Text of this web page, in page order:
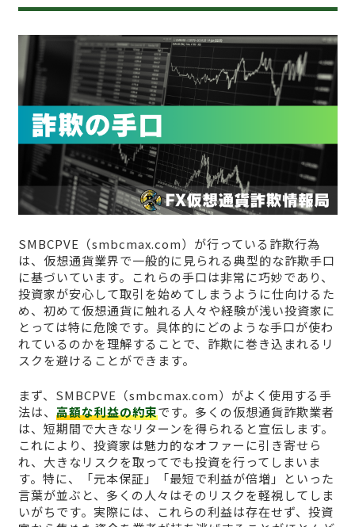
SMBCPVE（smbcmax.com）が行っている詐欺行為
は、仮想通貨業界で一般的に見られる典型的な詐欺手口
に基づいています。これらの手口は非常に巧妙であり、
投資家が安心して取引を始めてしまうように仕向けるた
め、初めて仮想通貨に触れる人々や経験が浅い投資家に
とっては特に危険です。具体的にどのような手口が使わ
れているのかを理解することで、詐欺に巻き込まれるリ
スクを避けることができます。
まず、SMBCPVE（smbcmax.com）がよく使用する手
法は、 高額な利益の約束です。多くの仮想通貨詐欺業者
は、短期間で大きなリターンを得られると宣伝します。
これにより、投資家は魅力的なオファーに引き寄せら
れ、大きなリスクを取ってでも投資を行ってしまいま
す。特に、「元本保証」「最短で利益が倍増」といった
言葉が並ぶと、多くの人々はそのリスクを軽視してしま
いがちです。実際には、これらの利益は存在せず、投資